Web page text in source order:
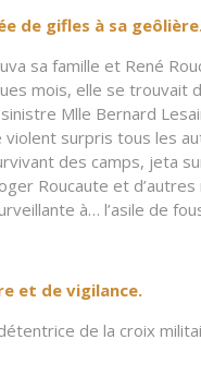
de gifles à sa
sa famille et René
mois, elle se trouvait
Mlle Bernard
violent surpris tous les
des camps, jeta
Roucaute et
à… l’asile de
et de vigilance.
de la croix